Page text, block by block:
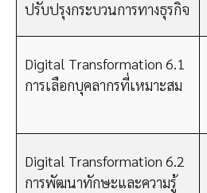
ปรับปรุงกระบวนการทางธุรกิจ
Digital Transformation 6.1
การเลือกบุคลากรที่เหมาะสม
Digital Transformation 6.2
การพัฒนาทักษะและความรู้